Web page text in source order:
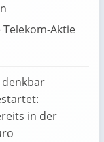
Aktie
denkbar
in der